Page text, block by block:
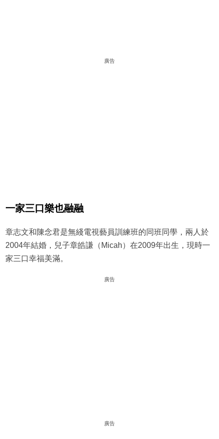
廣告
一家三口樂也融融
章志文和陳念君是無綫電視藝員訓練班的同班同學，兩人於
2004年結婚，兒子章皓謙（Micah）在2009年出生，現時一
家三口幸福美滿。
廣告
廣告